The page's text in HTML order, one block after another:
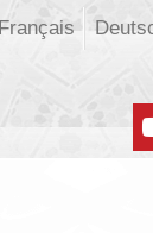
Français